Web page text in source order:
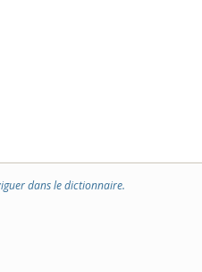
dans le dictionnaire.